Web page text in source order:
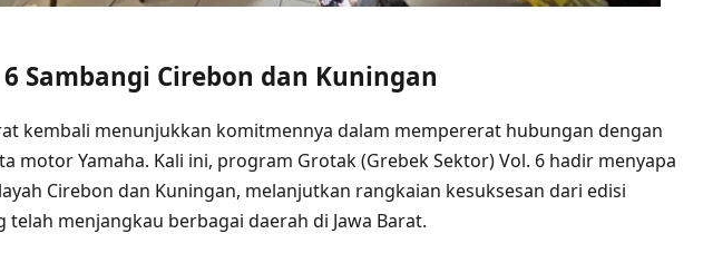
6 Sambangi Cirebon dan Kuningan
kembali menunjukkan komitmennya dalam mempererat hubungan dengan
motor Yamaha. Kali ini, program Grotak (Grebek Sektor) Vol. 6 hadir menyapa
Cirebon dan Kuningan, melanjutkan rangkaian kesuksesan dari edisi
telah menjangkau berbagai daerah di Jawa Barat.